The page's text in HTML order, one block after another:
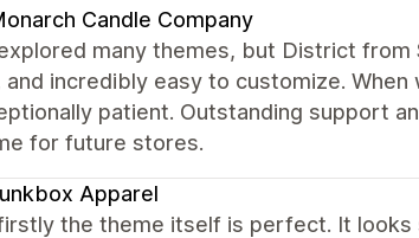
Candle Company
many themes, but District
and incredibly easy to customize.
patient. Outstanding support
for future stores.
Apparel
the theme itself is perfect. It